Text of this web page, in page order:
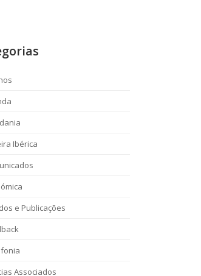
Ibérica
e Publicações
Associados